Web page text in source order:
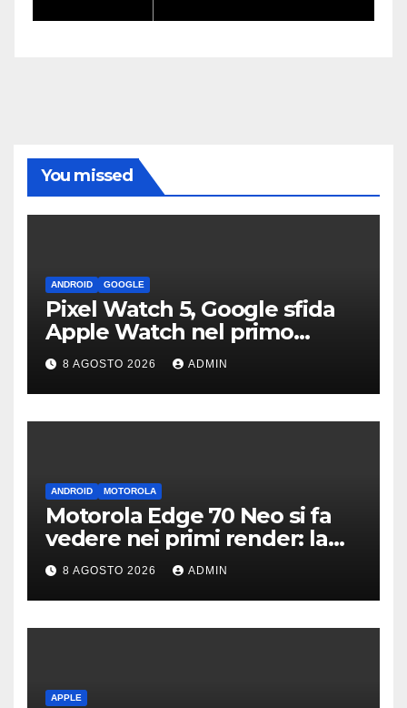
You missed
ANDROID GOOGLE
Pixel Watch 5, Google sfida
Apple Watch nel primo
teaser: “sembra un orologio”
8 AGOSTO 2026 ADMIN
ANDROID MOTOROLA
Motorola Edge 70 Neo si fa
vedere nei primi render: la
fotocamera è da 200 MP
8 AGOSTO 2026 ADMIN
APPLE